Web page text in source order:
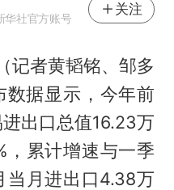
华社官方账号
关注
记者黄韬铭、邹多
据显示，今年前
出口总值16.23万
，累计增速与一季
当月进出口4.38万